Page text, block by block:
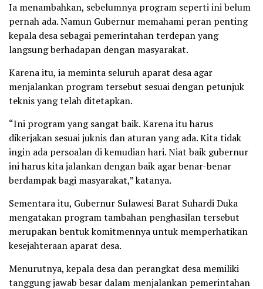
Ia menambahkan, sebelumnya program seperti ini belum
pernah ada. Namun Gubernur memahami peran penting
kepala desa sebagai pemerintahan terdepan yang
langsung berhadapan dengan masyarakat.
Karena itu, ia meminta seluruh aparat desa agar
menjalankan program tersebut sesuai dengan petunjuk
teknis yang telah ditetapkan.
“Ini program yang sangat baik. Karena itu harus
dikerjakan sesuai juknis dan aturan yang ada. Kita tidak
ingin ada persoalan di kemudian hari. Niat baik gubernur
ini harus kita jalankan dengan baik agar benar-benar
berdampak bagi masyarakat,” katanya.
Sementara itu, Gubernur Sulawesi Barat Suhardi Duka
mengatakan program tambahan penghasilan tersebut
merupakan bentuk komitmennya untuk memperhatikan
kesejahteraan aparat desa.
Menurutnya, kepala desa dan perangkat desa memiliki
tanggung jawab besar dalam menjalankan pemerintahan